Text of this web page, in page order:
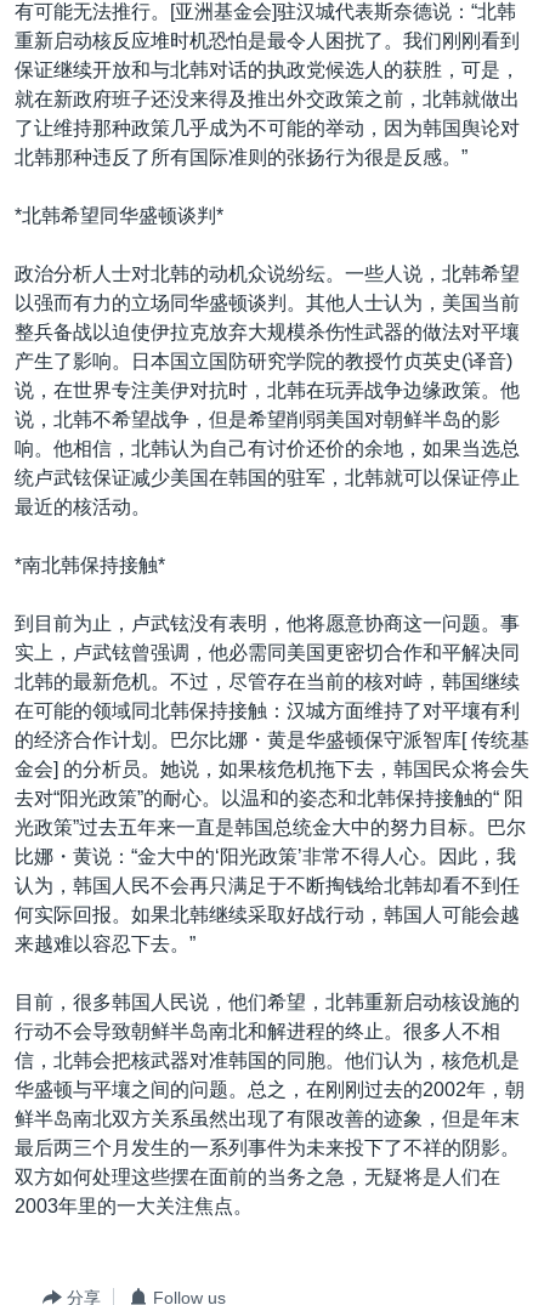
有可能无法推行。[亚洲基金会]驻汉城代表斯奈德说：“北韩
重新启动核反应堆时机恐怕是最令人困扰了。我们刚刚看到
保证继续开放和与北韩对话的执政党候选人的获胜，可是，
就在新政府班子还没来得及推出外交政策之前，北韩就做出
了让维持那种政策几乎成为不可能的举动，因为韩国舆论对
北韩那种违反了所有国际准则的张扬行为很是反感。”
*北韩希望同华盛顿谈判*
政治分析人士对北韩的动机众说纷纭。一些人说，北韩希望
以强而有力的立场同华盛顿谈判。其他人士认为，美国当前
整兵备战以迫使伊拉克放弃大规模杀伤性武器的做法对平壤
产生了影响。日本国立国防研究学院的教授竹贞英史(译音)
说，在世界专注美伊对抗时，北韩在玩弄战争边缘政策。他
说，北韩不希望战争，但是希望削弱美国对朝鲜半岛的影
响。他相信，北韩认为自己有讨价还价的余地，如果当选总
统卢武铉保证减少美国在韩国的驻军，北韩就可以保证停止
最近的核活动。
*南北韩保持接触*
到目前为止，卢武铉没有表明，他将愿意协商这一问题。事
实上，卢武铉曾强调，他必需同美国更密切合作和平解决同
北韩的最新危机。不过，尽管存在当前的核对峙，韩国继续
在可能的领域同北韩保持接触：汉城方面维持了对平壤有利
的经济合作计划。巴尔比娜・黄是华盛顿保守派智库[ 传统基
金会] 的分析员。她说，如果核危机拖下去，韩国民众将会失
去对“阳光政策”的耐心。以温和的姿态和北韩保持接触的“ 阳
光政策”过去五年来一直是韩国总统金大中的努力目标。巴尔
比娜・黄说：“金大中的‘阳光政策’非常不得人心。因此，我
认为，韩国人民不会再只满足于不断掏钱给北韩却看不到任
何实际回报。如果北韩继续采取好战行动，韩国人可能会越
来越难以容忍下去。”
目前，很多韩国人民说，他们希望，北韩重新启动核设施的
行动不会导致朝鲜半岛南北和解进程的终止。很多人不相
信，北韩会把核武器对准韩国的同胞。他们认为，核危机是
华盛顿与平壤之间的问题。总之，在刚刚过去的2002年，朝
鲜半岛南北双方关系虽然出现了有限改善的迹象，但是年末
最后两三个月发生的一系列事件为未来投下了不祥的阴影。
双方如何处理这些摆在面前的当务之急，无疑将是人们在
2003年里的一大关注焦点。
分享 Follow us